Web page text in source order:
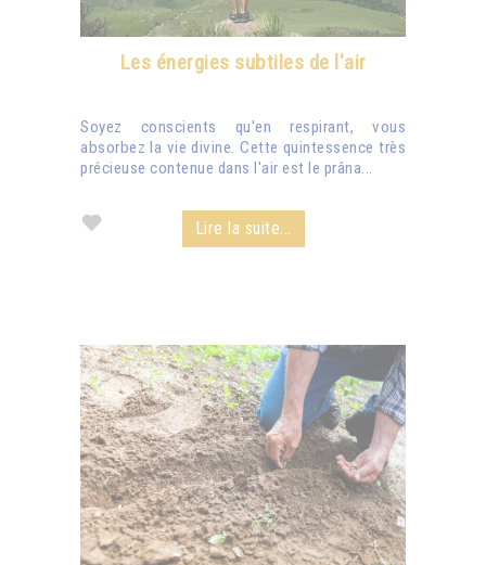
Les énergies subtiles de l'air
Soyez conscients qu'en respirant, vous
absorbez la vie divine. Cette quintessence très
précieuse contenue dans l'air est le prâna...
Lire la suite...